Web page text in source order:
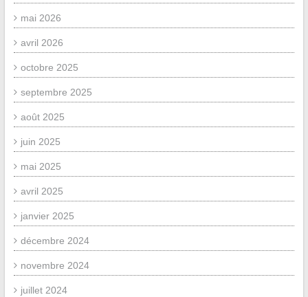
mai 2026
avril 2026
octobre 2025
septembre 2025
août 2025
juin 2025
mai 2025
avril 2025
janvier 2025
décembre 2024
novembre 2024
juillet 2024